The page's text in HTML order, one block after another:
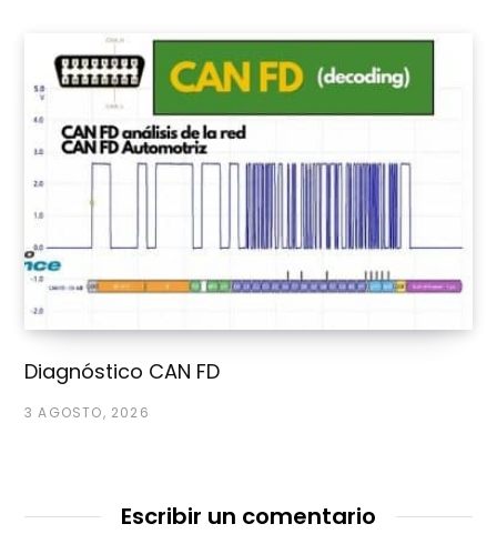
Diagnóstico CAN FD
3 AGOSTO, 2026
Escribir un comentario